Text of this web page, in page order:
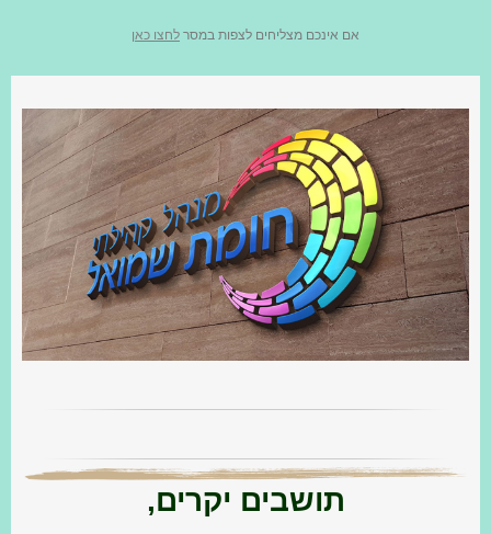
אם אינכם מצליחים לצפות במסר לחצו כאן
תושבים יקרים,